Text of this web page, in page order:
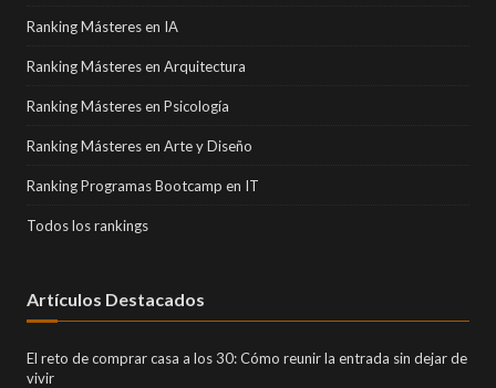
Ranking Másteres en IA
Ranking Másteres en Arquitectura
Ranking Másteres en Psicología
Ranking Másteres en Arte y Diseño
Ranking Programas Bootcamp en IT
Todos los rankings
Artículos Destacados
El reto de comprar casa a los 30: Cómo reunir la entrada sin dejar de
vivir